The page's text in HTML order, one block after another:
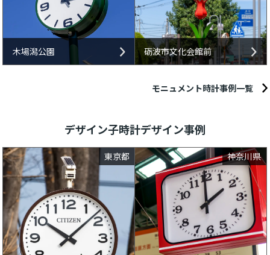
木場潟公園 砺波市文化会館前
モニュメント時計事例一覧
デザイン子時計デザイン事例
東京都 神奈川県